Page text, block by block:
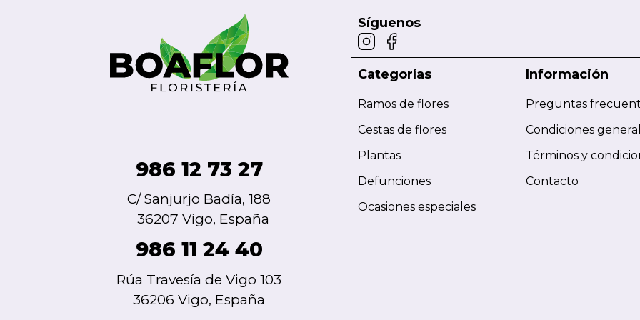
986 12 73 27
C/ Sanjurjo Badía, 188
36207 Vigo, España
986 11 24 40
Rúa Travesía de Vigo 103
36206 Vigo, España
Síguenos
Categorías
Ramos de flores
Cestas de flores
Plantas
Defunciones
Ocasiones especiales
Información
Preguntas
Condiciones
Términos y
Contacto